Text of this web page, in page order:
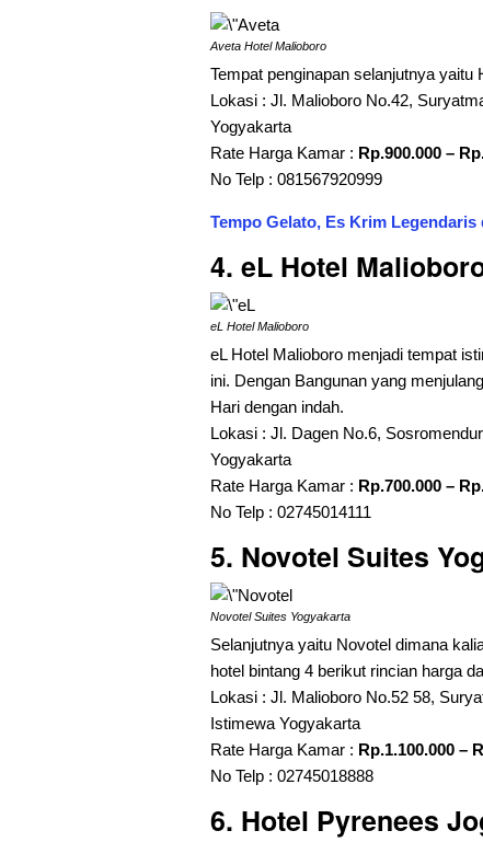
Aveta Hotel Malioboro
Tempat penginapan selanjutnya
Lokasi : Jl. Malioboro No.42,
Yogyakarta
Rate Harga Kamar : Rp.900.000 –
No Telp : 081567920999
Tempo Gelato, Es Krim
4. eL Hotel
eL Hotel Malioboro
eL Hotel Malioboro menjadi tempat
ini. Dengan Bangunan yang
Hari dengan indah.
Lokasi : Jl. Dagen No.6,
Yogyakarta
Rate Harga Kamar : Rp.700.000 –
No Telp : 02745014111
5. Novotel Suites
Novotel Suites Yogyakarta
Selanjutnya yaitu Novotel dimana
hotel bintang 4 berikut rincian harga
Lokasi : Jl. Malioboro No.52 58,
Istimewa Yogyakarta
Rate Harga Kamar : Rp.1.100.000 –
No Telp : 02745018888
6. Hotel Pyrenees